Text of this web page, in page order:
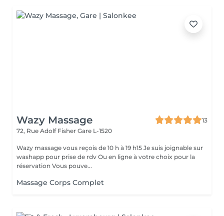
Wazy Massage
13
72, Rue Adolf Fisher Gare L-1520
Wazy massage vous reçois de 10 h à 19 h15 Je suis joignable sur
washapp pour prise de rdv Ou en ligne à votre choix pour la
réservation Vous pouve...
Massage Corps Complet